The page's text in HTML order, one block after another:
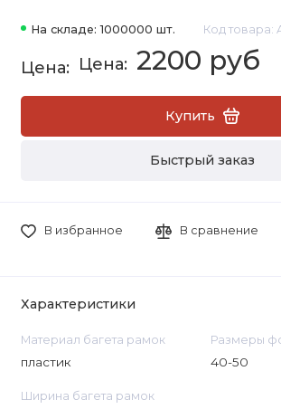
На складе: 1000000 шт. Код товара:
2200 руб
Купить
Быстрый заказ
В избранное В сравнение
Характеристики
Материал багета рамок
пластик
Размеры
40-50
Ширина багета рамок